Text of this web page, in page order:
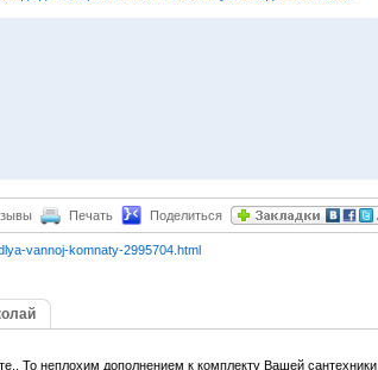
Печать Поделиться
vannoj-komnaty-2995704.html
То неплохим дополнением к комплекту Вашей сантехники